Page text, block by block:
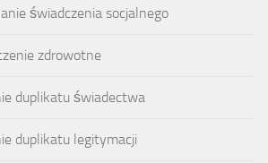
świadczenia socjalnego
zdrowotne
duplikatu świadectwa
duplikatu legitymacji